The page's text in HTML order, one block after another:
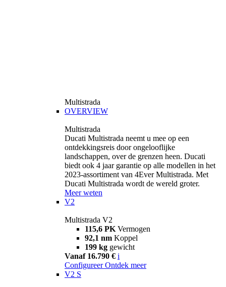
Multistrada
OVERVIEW
Multistrada
Ducati Multistrada neemt u mee op een
ontdekkingsreis door ongelooflijke
landschappen, over de grenzen heen. Ducati
biedt ook 4 jaar garantie op alle modellen in het
2023-assortiment van 4Ever Multistrada. Met
Ducati Multistrada wordt de wereld groter.
Meer weten
V2
Multistrada V2
115,6 PK Vermogen
92,1 nm Koppel
199 kg gewicht
Vanaf 16.790 € i
Configureer Ontdek meer
V2 S